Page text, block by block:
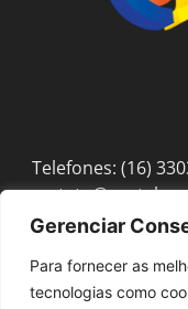
Gerenciar
Para fornecer as
tecnologias como
Telefones: (16)
Sex das 8h às 18h